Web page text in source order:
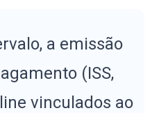
a emissão
(ISS,
vinculados ao